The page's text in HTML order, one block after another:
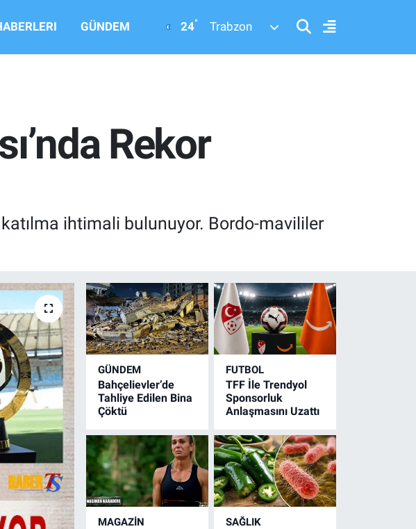
GÜNDEM 24° Trabzon
Rekor
ihtimali bulunuyor. Bordo-mavililer
GÜNDEM
Bahçelievler’de
Tahliye Edilen Bina
Çöktü
FUTBOL
TFF İle Trendyol
Sponsorluk
Anlaşmasını Uzattı
MAGAZİN SAĞLIK